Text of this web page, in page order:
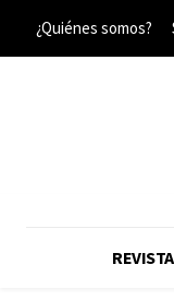
¿Quiénes somos?